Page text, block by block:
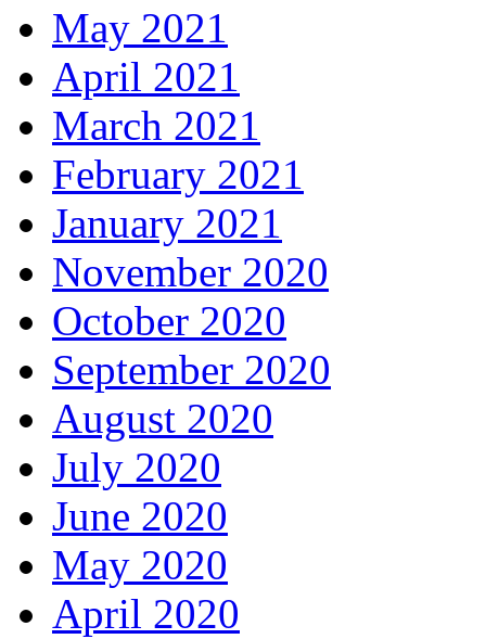
May 2021
April 2021
March 2021
February 2021
January 2021
November 2020
October 2020
September 2020
August 2020
July 2020
June 2020
May 2020
April 2020